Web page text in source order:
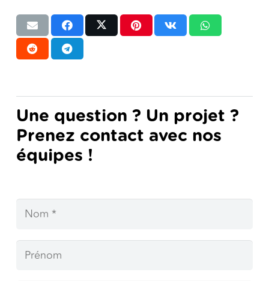
Une question ? Un projet ?
Prenez contact avec nos
équipes !